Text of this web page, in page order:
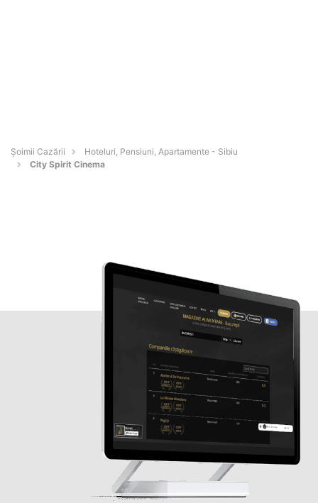
Șoimii Cazării
Hoteluri, Pensiuni, Apartamente - Sibiu
City Spirit Cinema